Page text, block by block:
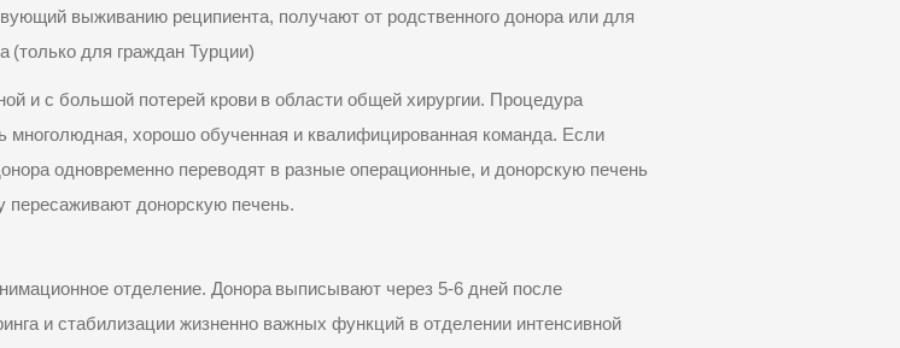
выживанию реципиента, получают от родственного донора или для
(только для граждан Турции)
ис большой потерей крови в области общей хирургии. Процедура
многолюдная, хорошо обученная и квалифицированная команда. Если
одновременно переводят в разные операционные, и донорскую печень
пересаживают донорскую печень.
отделение. Донора выписывают через 5-6дней после
и стабилизации жизненно важных функций в отделении интенсивной